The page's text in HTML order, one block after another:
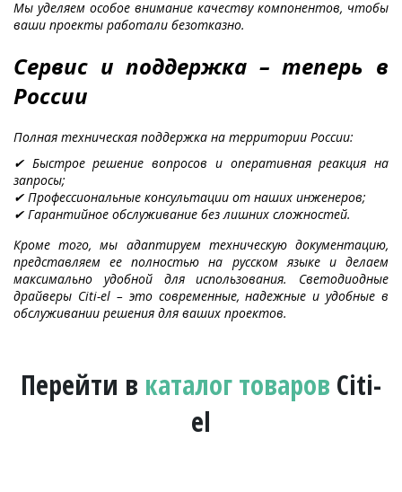
Мы уделяем особое внимание качеству компонентов, чтобы
ваши проекты работали безотказно.
Сервис и поддержка – теперь в
России
Полная техническая поддержка на территории России:
✔ Быстрое решение вопросов и оперативная реакция на
запросы;
✔ Профессиональные консультации от наших инженеров;
✔ Гарантийное обслуживание без лишних сложностей.
Кроме того, мы адаптируем техническую документацию,
представляем ее полностью на русском языке и делаем
максимально удобной для использования. Светодиодные
драйверы Citi-el – это современные, надежные и удобные в
обслуживании решения для ваших проектов.
Перейти в каталог товаров Citi-
el